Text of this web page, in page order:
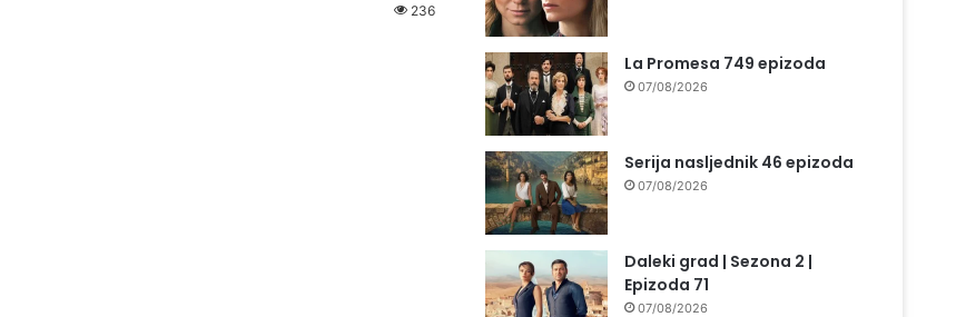
236
La Promesa 749 epizoda
07/08/2026
Serija nasljednik 46 epizoda
07/08/2026
Daleki grad | Sezona 2 |
Epizoda 71
07/08/2026